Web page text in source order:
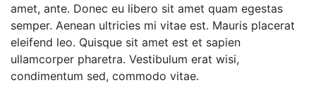
amet, ante. Donec eu libero sit amet quam egestas
semper. Aenean ultricies mi vitae est. Mauris placerat
eleifend leo. Quisque sit amet est et sapien
ullamcorper pharetra. Vestibulum erat wisi,
condimentum sed, commodo vitae.